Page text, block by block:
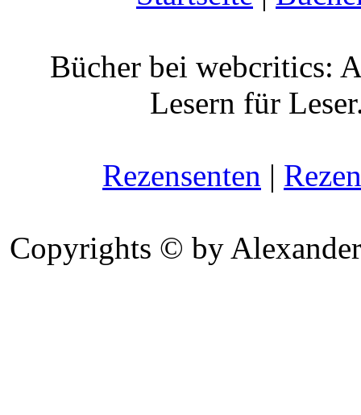
Bücher bei webcritics:
Lesern für
Rezensenten |
Copyrights © by